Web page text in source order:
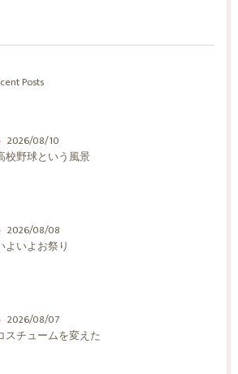
Posts
2026/08/10
校野球という風景
2026/08/08
よいよお祭り
2026/08/07
スチュームを変えた